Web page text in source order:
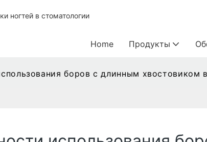
ногтей в стоматологии
Home Продукты
боров с длинным хвостовиком